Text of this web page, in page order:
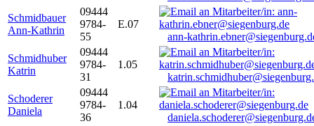
Schmidbauer
Ann-Kathrin
09444
9784-
55
E.07
ann-
Schmidhuber
Katrin
09444
9784-
31
1.05
Schoderer
Daniela
09444
9784-
36
1.04